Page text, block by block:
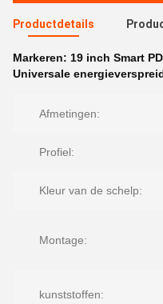
Productdetails
Markeren: 19 inch Smart
Universale
Afmetingen:
Profiel:
Kleur van de schelp:
Montage:
kunststoffen: